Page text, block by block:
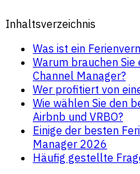
Inhaltsverzeichnis
Was ist ein
Warum brauchen
Channel Manager?
Wer profitiert von
Wie wählen Sie den
Airbnb und VRBO?
Einige der besten
Manager 2026
Häufig gestellte